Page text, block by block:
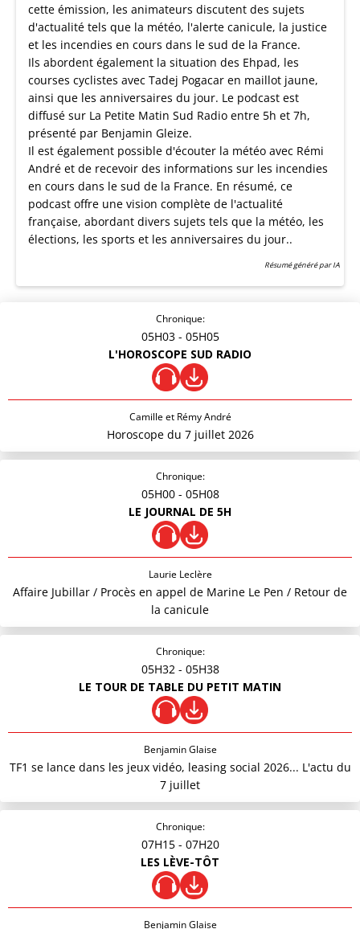
cette émission, les animateurs discutent des sujets
d'actualité tels que la météo, l'alerte canicule, la justice
et les incendies en cours dans le sud de la France.
Ils abordent également la situation des Ehpad, les
courses cyclistes avec Tadej Pogacar en maillot jaune,
ainsi que les anniversaires du jour. Le podcast est
diffusé sur La Petite Matin Sud Radio entre 5h et 7h,
présenté par Benjamin Gleize.
Il est également possible d'écouter la météo avec Rémi
André et de recevoir des informations sur les incendies
en cours dans le sud de la France. En résumé, ce
podcast offre une vision complète de l'actualité
française, abordant divers sujets tels que la météo, les
élections, les sports et les anniversaires du jour..
Résumé généré par IA
Chronique:
05H03 - 05H05
L'HOROSCOPE SUD RADIO
Camille et Rémy André
Horoscope du 7 juillet 2026
Chronique:
05H00 - 05H08
LE JOURNAL DE 5H
Laurie Leclère
Affaire Jubillar / Procès en appel de Marine Le Pen / Retour de
la canicule
Chronique:
05H32 - 05H38
LE TOUR DE TABLE DU PETIT MATIN
Benjamin Glaise
TF1 se lance dans les jeux vidéo, leasing social 2026... L'actu du
7 juillet
Chronique:
07H15 - 07H20
LES LÈVE-TÔT
Benjamin Glaise